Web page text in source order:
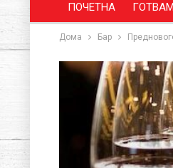
ПОЧЕТНА
Дома Бар